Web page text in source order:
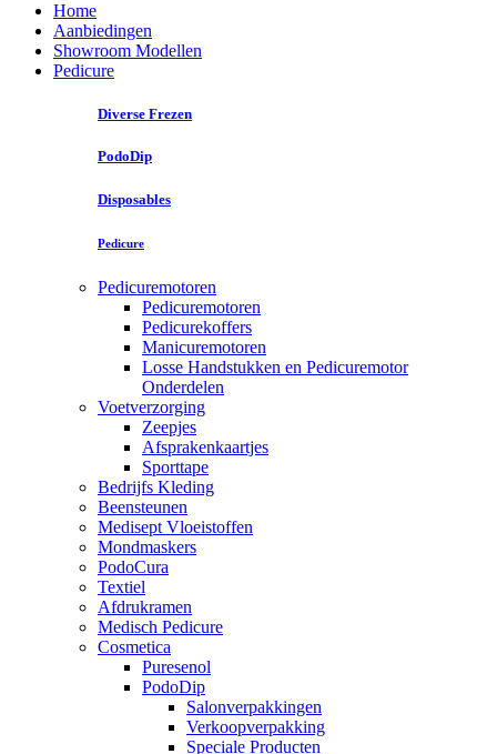
Home
Aanbiedingen
Showroom Modellen
Pedicure
Diverse Frezen
PodoDip
Disposables
Pedicure
Pedicuremotoren
Pedicuremotoren
Pedicurekoffers
Manicuremotoren
Losse Handstukken en Pedicuremotor
Onderdelen
Voetverzorging
Zeepjes
Afsprakenkaartjes
Sporttape
Bedrijfs Kleding
Beensteunen
Medisept Vloeistoffen
Mondmaskers
PodoCura
Textiel
Afdrukramen
Medisch Pedicure
Cosmetica
Puresenol
PodoDip
Salonverpakkingen
Verkoopverpakking
Speciale Producten